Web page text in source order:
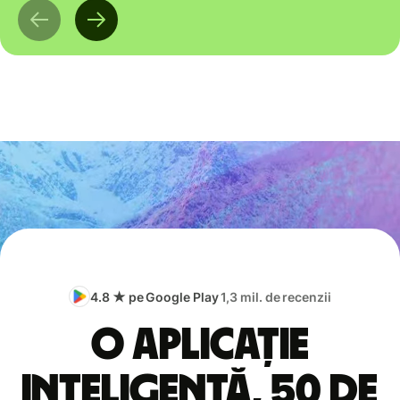
4.8 ★ pe Google Play1,3 mil. de recenzii
O aplicație